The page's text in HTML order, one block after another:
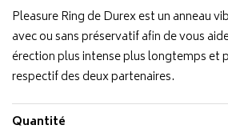
Pleasure Ring de Durex est un anneau
avec ou sans préservatif afin de vous
érection plus intense plus longtemps et
respectif des deux partenaires.
Quantité